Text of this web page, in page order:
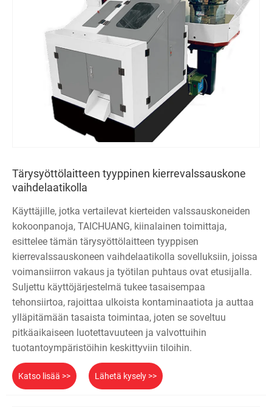
Tärysyöttölaitteen tyyppinen kierrevalssauskone
vaihdelaatikolla
Käyttäjille, jotka vertailevat kierteiden valssauskoneiden
kokoonpanoja, TAICHUANG, kiinalainen toimittaja,
esittelee tämän tärysyöttölaitteen tyyppisen
kierrevalssauskoneen vaihdelaatikolla sovelluksiin, joissa
voimansiirron vakaus ja työtilan puhtaus ovat etusijalla.
Suljettu käyttöjärjestelmä tukee tasaisempaa
tehonsiirtoa, rajoittaa ulkoista kontaminaatiota ja auttaa
ylläpitämään tasaista toimintaa, joten se soveltuu
pitkäaikaiseen luotettavuuteen ja valvottuihin
tuotantoympäristöihin keskittyviin tiloihin.
Katso lisää >> Lähetä kysely >>